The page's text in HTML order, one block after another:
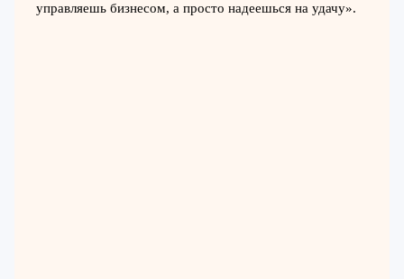
управляешь бизнесом, а просто надеешься на удачу».